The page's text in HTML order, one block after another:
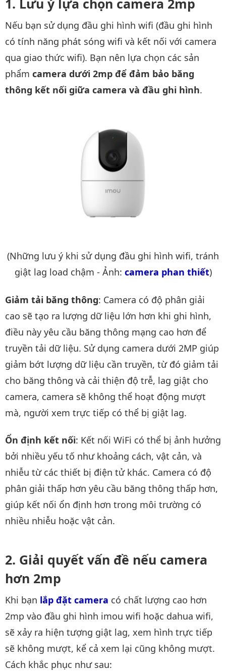
Lưu ý lựa chọn camera 2mp
Nếu bạn sử dụng đầu ghi hình wifi (đầu ghi hình
có tính năng phát sóng wifi và kết nối với camera
qua giao thức wifi). Bạn nên lựa chọn các sản
phẩm camera dưới 2mp để đảm bảo băng
thông kết nối giữa camera và đầu ghi hình.
(Những lưu ý khi sử dụng đầu ghi hình wifi, tránh
giật lag load chậm - Ảnh: camera phan thiết)
Giảm tải băng thông: Camera có độ phân giải
cao sẽ tạo ra lượng dữ liệu lớn hơn khi ghi hình,
điều này yêu cầu băng thông mạng cao hơn để
truyền tải dữ liệu. Sử dụng camera dưới 2MP giúp
giảm bớt lượng dữ liệu cần truyền, từ đó giảm tải
cho băng thông và cải thiện độ trễ, lag giật cho
camera, camera sẽ không thể hoạt động mượt
mà, người xem trực tiếp có thể bị giật lag.
Ổn định kết nối: Kết nối WiFi có thể bị ảnh hưởng
bởi nhiều yếu tố như khoảng cách, vật cản, và
nhiễu từ các thiết bị điện tử khác. Camera có độ
phân giải thấp hơn yêu cầu băng thông thấp hơn,
giúp kết nối ổn định hơn trong môi trường có
nhiều nhiễu hoặc vật cản.
Giải quyết vấn đề nếu camera
hơn 2mp
Khi bạn lắp đặt camera có chất lượng cao hơn
2mp vào đầu ghi hình imou wifi hoặc dahua wifi,
sẽ xảy ra hiện tượng giật lag, xem hình trực tiếp
sẽ không mượt, kể cả xem lại cũng không mượt.
Cách khắc phục như sau: